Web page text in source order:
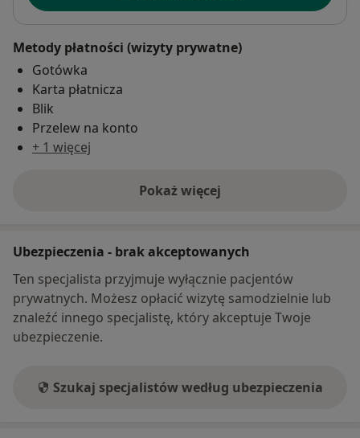
Metody płatności (wizyty prywatne)
Gotówka
Karta płatnicza
Blik
Przelew na konto
+ 1 więcej
Pokaż więcej
o adresie
Ubezpieczenia - brak akceptowanych
Ten specjalista przyjmuje wyłącznie pacjentów
prywatnych. Możesz opłacić wizytę samodzielnie lub
znaleźć innego specjalistę, który akceptuje Twoje
ubezpieczenie.
Szukaj specjalistów według ubezpieczenia